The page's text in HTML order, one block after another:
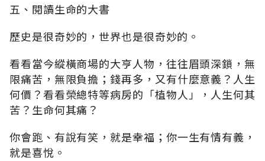
五、閱讀生命的大書
歷史是很奇妙的，世界也是很奇妙的。
看看當今縱橫商場的大亨人物，往往眉頭深鎖，無
限痛苦，無限負擔；錢再多，又有什麼意義？人生
何價？看看榮總特等病房的「植物人」，人生何其
苦？生命何其痛？
你會跑、有說有笑，就是幸福；你一生有情有義，
就是喜悅。